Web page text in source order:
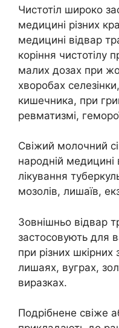
Чистотіл широко
медицині різних
медицині відвар
коріння чистотілу
малих дозах при
хворобах
кишечника, при
ревматизмі,
Свіжий молочний
народній
лікування
мозолів, лишаїв,
Зовнішньо відвар
застосовують для
при різних
лишаях, вуграх,
виразках.
Подрібнене свіже